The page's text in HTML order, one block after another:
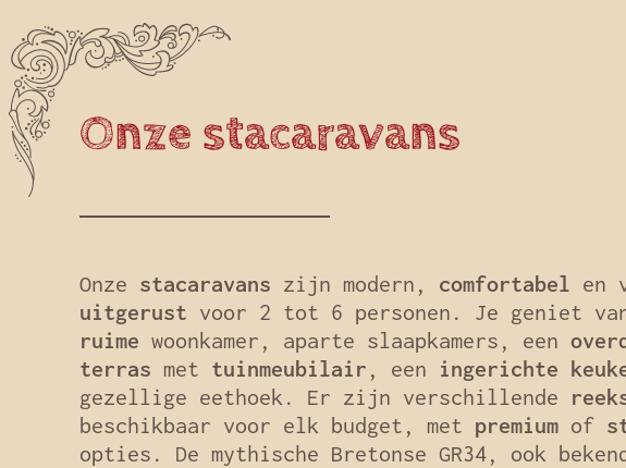
Onze stacaravans
Onze stacaravans zijn modern, comfortabel en
uitgerust voor 2 tot 6 personen. Je geniet
ruime woonkamer, aparte slaapkamers, een
terras met tuinmeubilair , een ingerichte
gezellige eethoek. Er zijn verschillende
beschikbaar voor elk budget, met premium of
opties. De mythische Bretonse GR34, ook